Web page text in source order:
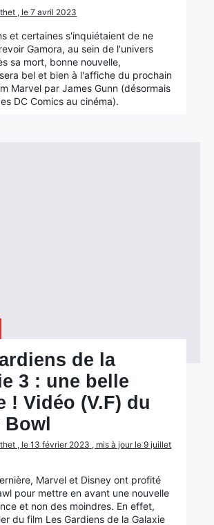
, le 7 avril 2023
et certaines s'inquiétaient de ne
Gamora, au sein de l'univers
sa mort, bonne nouvelle,
bel et bien à l'affiche du prochain
Marvel par James Gunn (désormais
DC Comics au cinéma).
de la
3 : une belle
! Vidéo (V.F) du
, le 13 février 2023 , mis à jour le 9 juillet
Marvel et Disney ont profité
pour mettre en avant une nouvelle
et non des moindres. En effet,
du film Les Gardiens de la Galaxie